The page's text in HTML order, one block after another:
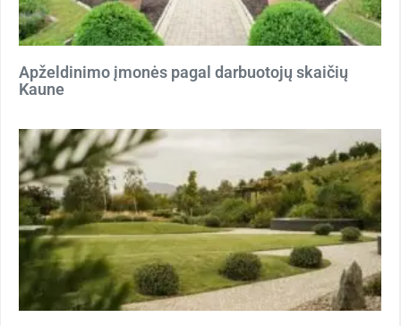
Apželdinimo įmonės pagal darbuotojų skaičių
Kaune